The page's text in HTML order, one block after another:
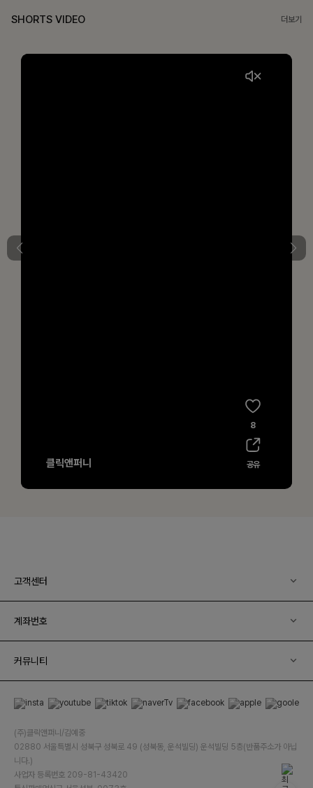
SHORTS VIDEO 더보기
고객센터
계좌번호
커뮤니티
(주)클릭앤퍼니/김예중
02880 서울특별시 성북구 성북로 49 (성북동, 운석빌딩) 운석빌딩 5층(반품주소가 아닙
니다.)
사업자 등록번호 209-81-43420